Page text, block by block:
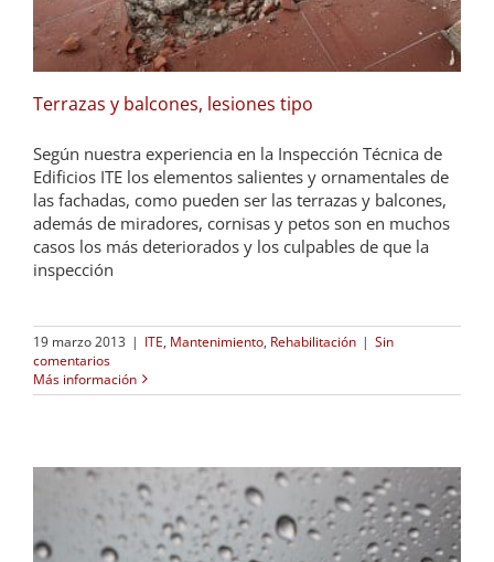
Terrazas y balcones, lesiones tipo
Según nuestra experiencia en la Inspección Técnica de
Edificios ITE los elementos salientes y ornamentales de
las fachadas, como pueden ser las terrazas y balcones,
además de miradores, cornisas y petos son en muchos
casos los más deteriorados y los culpables de que la
inspección
19 marzo 2013 | ITE, Mantenimiento, Rehabilitación | Sin
comentarios
Más información